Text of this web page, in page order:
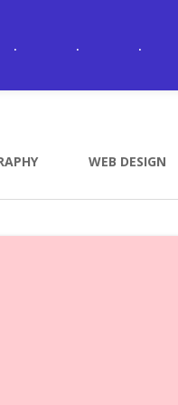
. . .
WEB DESIGN